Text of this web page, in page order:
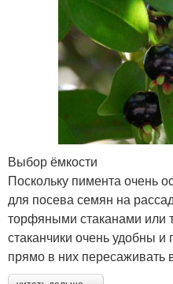
Выбор ёмкости
Поскольку пимента очень
для посева семян на
торфяными стаканами или
стаканчики очень удобны
прямо в них пересаживать